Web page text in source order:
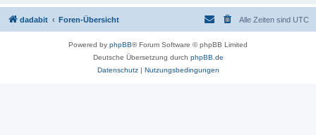
dadabit Foren-Übersicht Alle Zeiten sind UTC
Powered by phpBB® Forum Software © phpBB Limited
Deutsche Übersetzung durch phpBB.de
Datenschutz| Nutzungsbedingungen